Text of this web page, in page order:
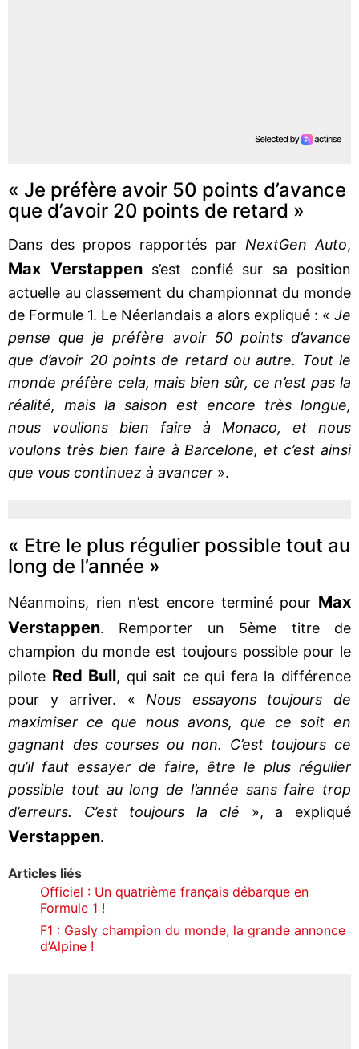
« Je préfère avoir 50 points d’avance
que d’avoir 20 points de retard »
Dans des propos rapportés parNextGen Auto,
Max Verstappens’est confié sur sa position
actuelle au classement du championnat du monde
de Formule 1. Le Néerlandais a alors expliqué : « Je
pense que je préfère avoir 50 points d’avance
que d’avoir 20 points de retard ou autre. Tout le
monde préfère cela, mais bien sûr, ce n’est pas la
réalité, mais la saison est encore très longue,
nous voulions bien faire à Monaco, et nous
voulons très bien faire à Barcelone, et c’est ainsi
que vous continuez à avancer ».
« Etre le plus régulier possible tout au
long de l’année »
Néanmoins, rien n’est encore terminé pour Max
Verstappen. Remporter un 5ème titre de
champion du monde est toujours possible pour le
pilote Red Bull, qui sait ce qui fera la différence
pour y arriver. « Nous essayons toujours de
maximiser ce que nous avons, que ce soit en
gagnant des courses ou non. C’est toujours ce
qu’il faut essayer de faire, être le plus régulier
possible tout au long de l’année sans faire trop
d’erreurs. C’est toujours la clé », a expliqué
Verstappen.
Articles liés
Officiel : Un quatrième français débarque en
Formule 1 !
F1 : Gasly champion du monde, la grande annonce
d’Alpine !